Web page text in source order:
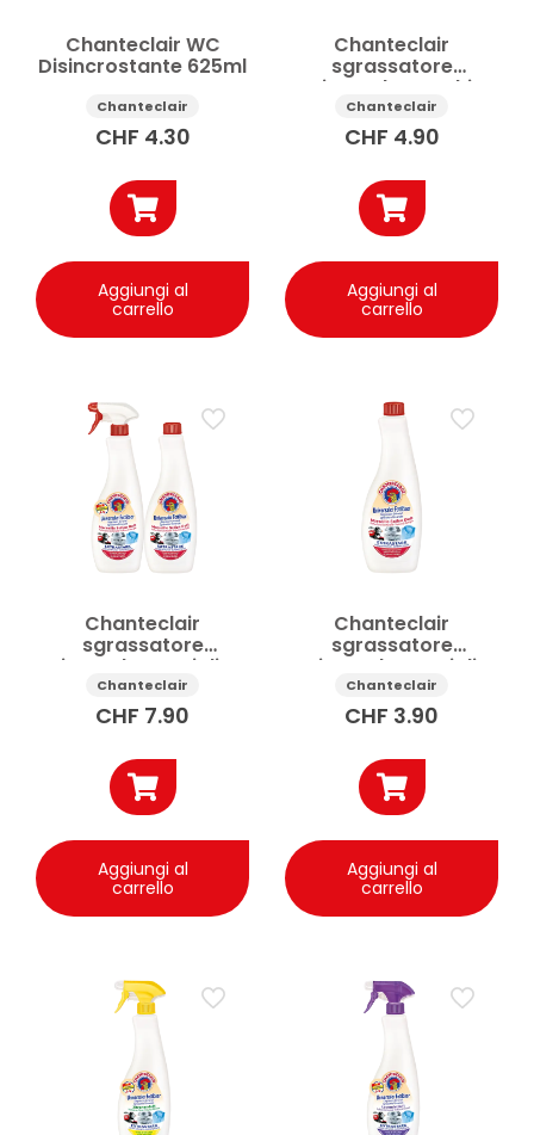
Chanteclair WC
Disincrostante 625ml
Chanteclair
CHF 4.30
Aggiungi al
carrello
Chanteclair
sgrassatore
universale Muschio
Bianco spray 750ml
Chanteclair
CHF 4.90
Aggiungi al
carrello
Chanteclair
sgrassatore
universale Marsiglia +
ricarica 2x750ml
Chanteclair
CHF 7.90
Aggiungi al
carrello
Chanteclair
sgrassatore
universale Marsiglia
ricarica 750ml
Chanteclair
CHF 3.90
Aggiungi al
carrello